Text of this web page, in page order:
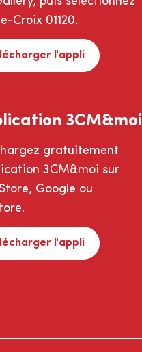
Croix 01120.
l'appli
3CM&moi
gratuitement
3CM&moi sur
Google ou
l'appli